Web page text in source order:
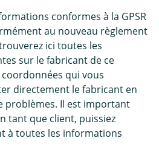
conformes à la GPSR
au nouveau règlement
ici toutes les
sur le fabricant de ce
qui vous
directement le fabricant en
problèmes. Il est important
tant que client, puissiez
à toutes les informations